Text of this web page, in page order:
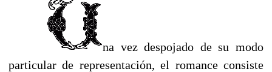
na vez despojado de su modo
particular de representación, el romance consiste